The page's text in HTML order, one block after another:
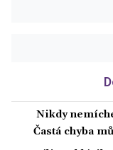
Nikdy
Častá chyba